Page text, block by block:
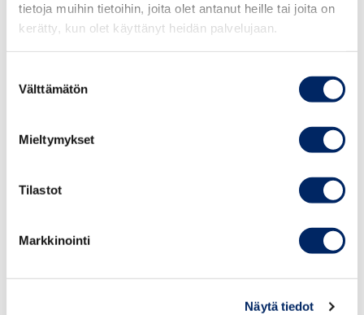
tietoja muihin tietoihin, joita olet antanut heille tai joita on
kerätty, kun olet käyttänyt heidän palvelujaan.
valinta
Välttämätön
Mieltymykset
Tilastot
Markkinointi
Näytä tiedot
koskevaa sääntelyä on tarpeen täsmentää, kannattaisi
huomiota kiinnittää myös siihen, miten Suomi näyttäytyy
aidosti kiinnostavana maana parhaille osaajille.
“Kyse on siitä, miten pystymme vahvistamaan yritysten
rasismikohut eivät auta”, sanoo Pulkkinen.